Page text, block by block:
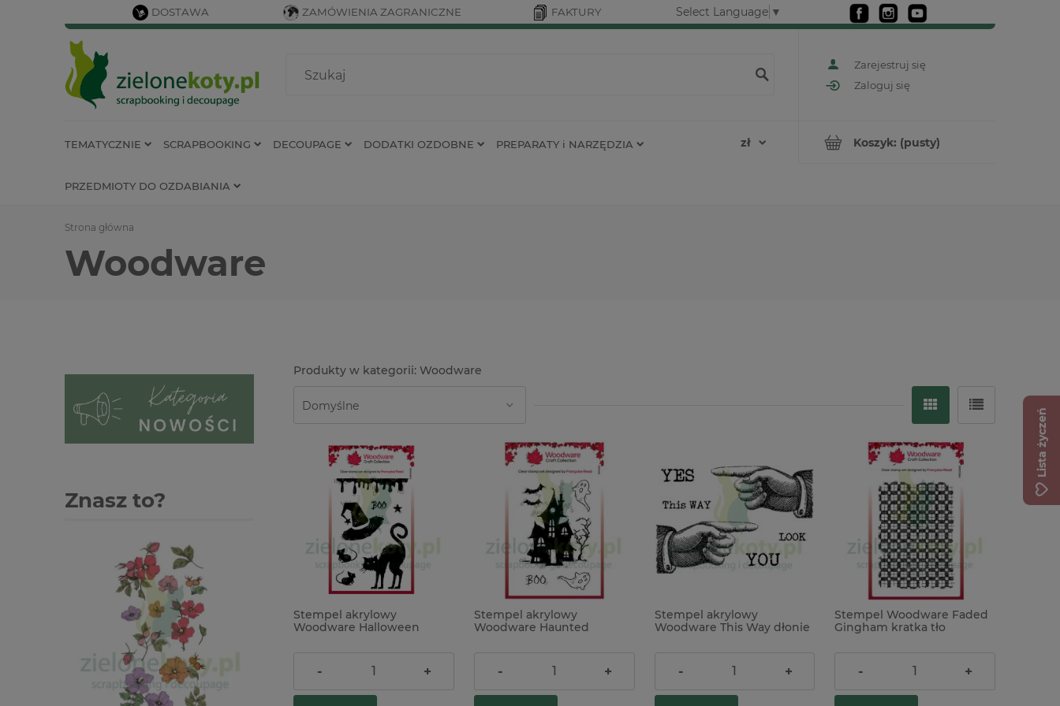
DOSTAWA ZAMÓWIENIA ZAGRANICZNE FAKTURY Select Language ▼
Zarejestruj się
Zaloguj się
Koszyk: (pusty)
TEMATYCZNIE SCRAPBOOKING DECOUPAGE DODATKI OZDOBNE PREPARATY i NARZĘDZIA
PRZEDMIOTY DO OZDABIANIA
Strona główna
Woodware
Znasz to?
-48%
Woodware
Stempel akrylowy
Woodware Halloween
24,00 zł
- +
Stempel akrylowy
Woodware Haunted
22,00 zł
- +
Stempel akrylowy
Woodware This Way dłonie
19,90 zł
- +
Stempel Woodware Faded
Gingham kratka tło
38,00 zł
- +
Lista życzeń